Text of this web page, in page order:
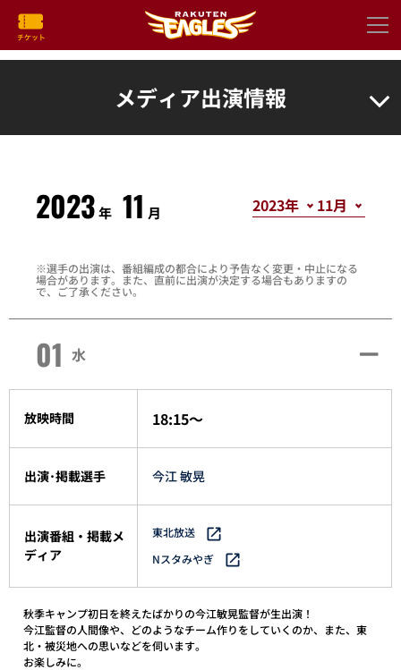
メディア出演情報
2023年 11 月
選手の出演は、番組編成の都合により予告なく変更・中止になる
場合があります。また、直前に出演が決定する場合もありますの
で、ご了承ください。
01 水
放映時間 18:15～
出演･掲載選手 今江 敏晃
出演番組・掲載メ
ディア
東北放送
Nスタみやぎ
秋季キャンプ初日を終えたばかりの今江敏晃監督が生出演！
今江監督の人間像や、どのようなチーム作りをしていくのか、また、東
北・被災地への思いなどを伺います。
お楽しみに。